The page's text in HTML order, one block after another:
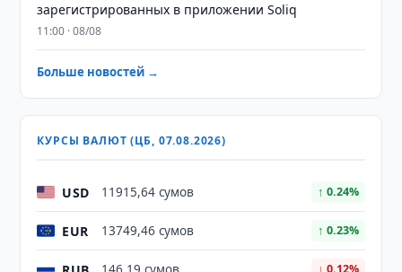
зарегистрированных в приложении Soliq
11:00 · 08/08
Больше новостей →
КУРСЫ ВАЛЮТ (ЦБ, 07.08.2026)
USD 11915,64 сумов ↑ 0.24%
EUR 13749,46 сумов ↑ 0.23%
↓ 0.12%